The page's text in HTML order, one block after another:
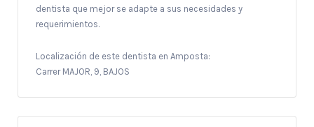
dentista que mejor se adapte a sus necesidades y
requerimientos.
Localización de este dentista en Amposta:
Carrer MAJOR, 9, BAJOS